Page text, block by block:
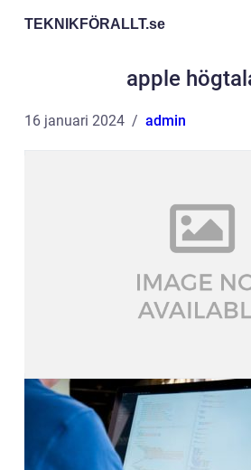
TEKNIKFÖRALLT.se
apple
16 januari 2024 admin